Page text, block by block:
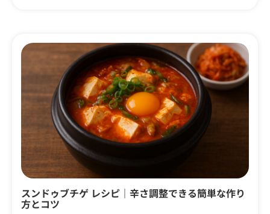
スンドゥブチゲ レシピ｜辛さ調整できる簡単な作り
方とコツ